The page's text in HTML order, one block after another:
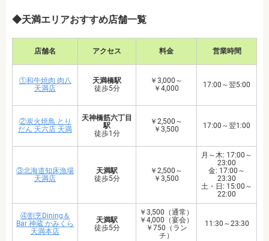
◆天満エリアおすすめ店舗一覧
店舗名 アクセス 料金 営業時間
①和牛焼肉 肉八
天満店
天満橋駅
徒歩5分
￥3,000～
￥4,000
17:00～翌5:00
②炭火焼鳥 とり
だん 天六店 天満
天神橋筋六丁目
駅
徒歩1分
￥2,500～
￥3,500
17:00～翌1:00
③北海道知床漁場
天満店
天満駅
徒歩5分
￥2,500～
￥3,500
月～木: 17:00～
23:00
金: 17:00～
23:30
土・日: 15:00～
22:00
④割烹Dining＆
Bar 神蔵 かみくら
天満本店
天満駅
徒歩5分
￥3,500（通常）
￥4,000（宴会）
￥750（ラン
チ）
11:30～23:30